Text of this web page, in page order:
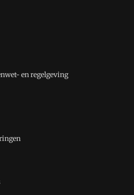
en regelgeving